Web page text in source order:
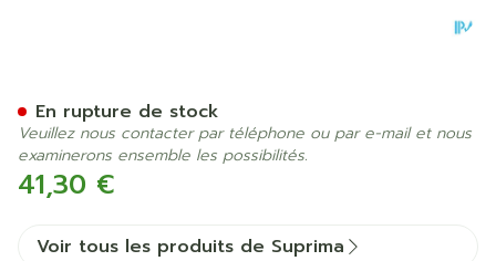
41,30 €
En rupture de stock
Veuillez nous contacter par téléphone ou par e-mail et nous
examinerons ensemble les possibilités.
Voir tous les produits de Suprima